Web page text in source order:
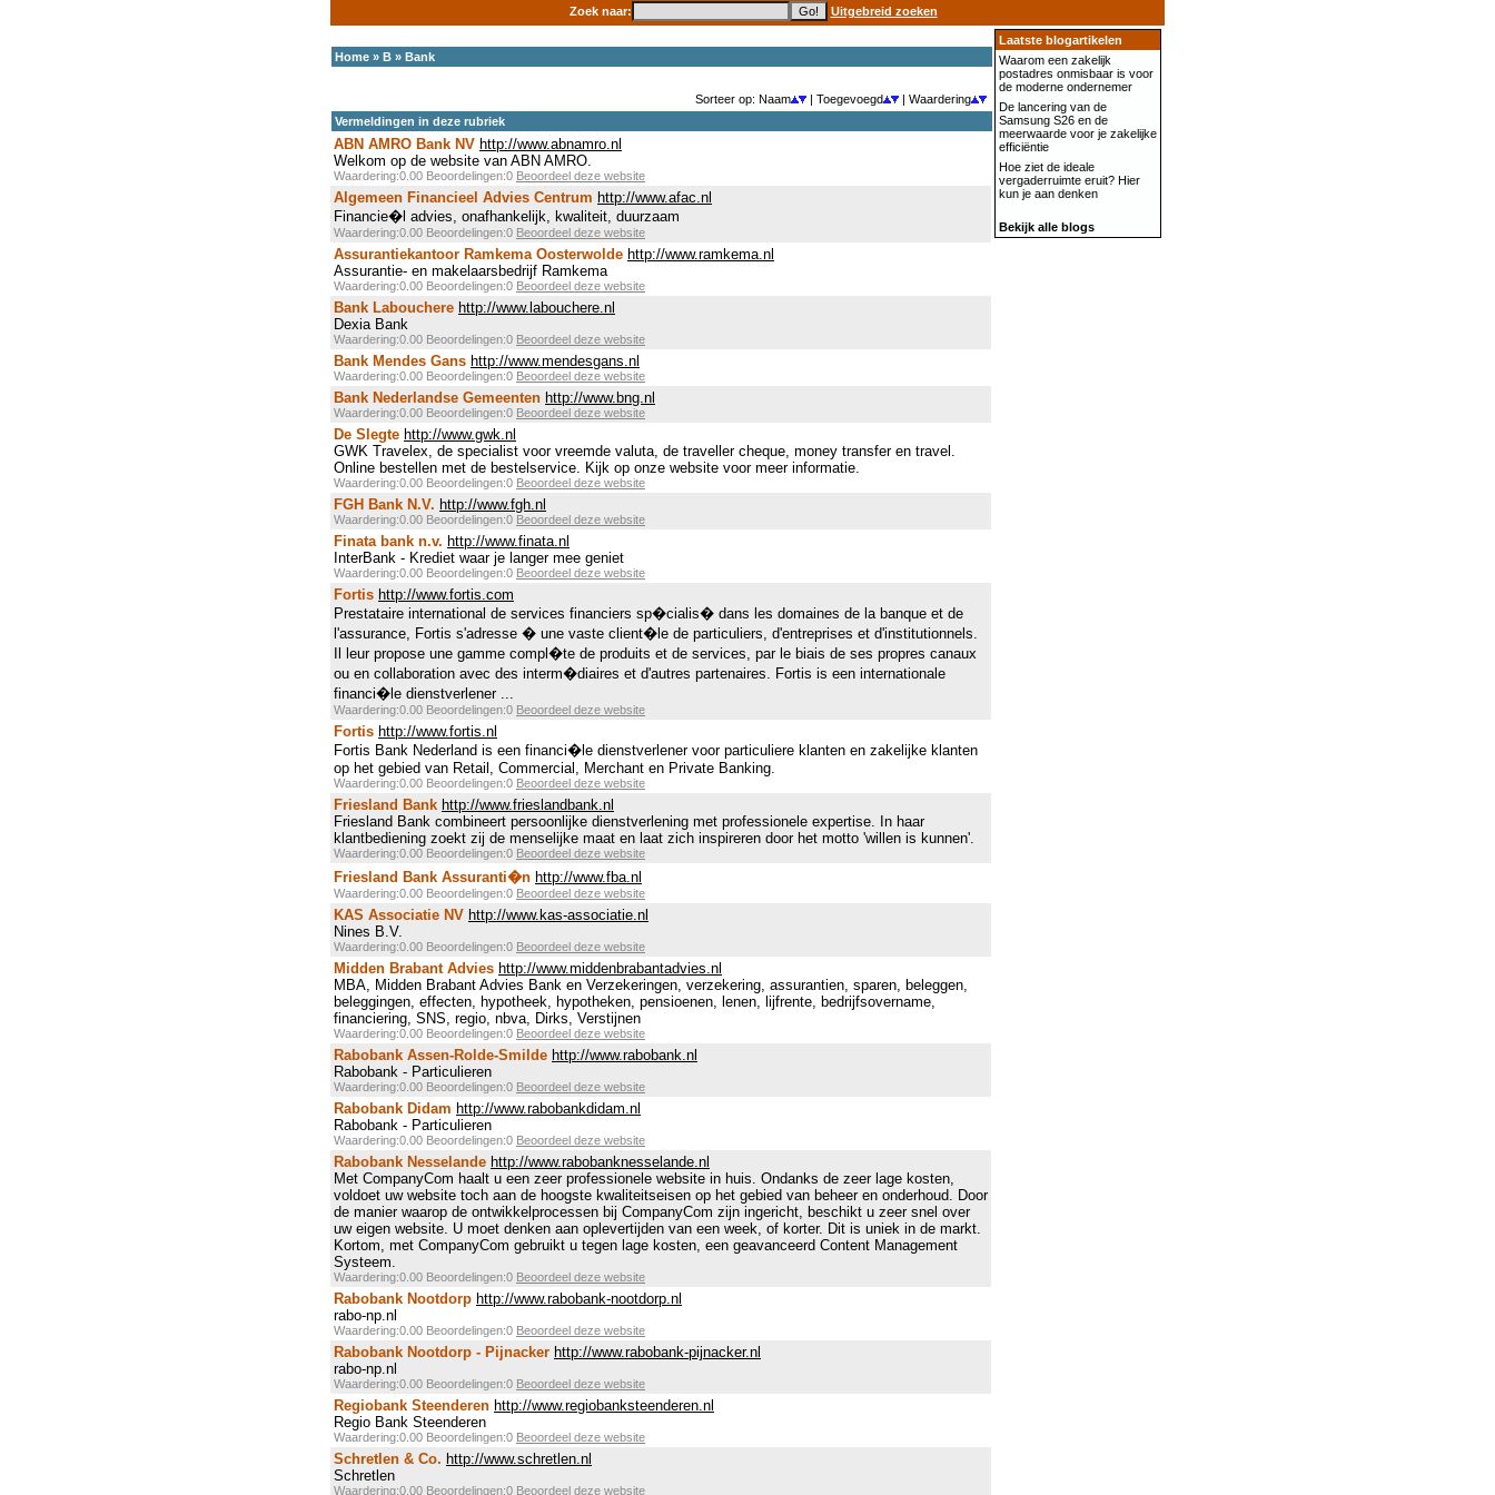
Zoek naar: Uitgebreid zoeken
Home » B » Bank
Sorteer op: Naam | Toegevoegd
| Waardering
Vermeldingen in deze rubriek
ABN AMRO Bank NV http://www.abnamro.nl
Welkom op de website van ABN AMRO.
Waardering:0.00 Beoordelingen:0 Beoordeel deze website
Algemeen Financieel Advies Centrum http://www.afac.nl
Financie�l advies, onafhankelijk, kwaliteit, duurzaam
Waardering:0.00 Beoordelingen:0 Beoordeel deze website
Assurantiekantoor Ramkema Oosterwolde http://www.ramkema.nl
Assurantie- en makelaarsbedrijf Ramkema
Waardering:0.00 Beoordelingen:0 Beoordeel deze website
Bank Labouchere http://www.labouchere.nl
Dexia Bank
Waardering:0.00 Beoordelingen:0 Beoordeel deze website
Bank Mendes Gans http://www.mendesgans.nl
Waardering:0.00 Beoordelingen:0 Beoordeel deze website
Bank Nederlandse Gemeenten http://www.bng.nl
Waardering:0.00 Beoordelingen:0 Beoordeel deze website
De Slegte http://www.gwk.nl
GWK Travelex, de specialist voor vreemde valuta, de traveller cheque, money transfer en travel.
Online bestellen met de bestelservice. Kijk op onze website voor meer informatie.
Waardering:0.00 Beoordelingen:0 Beoordeel deze website
FGH Bank N.V. http://www.fgh.nl
Waardering:0.00 Beoordelingen:0 Beoordeel deze website
Finata bank n.v. http://www.finata.nl
InterBank - Krediet waar je langer mee geniet
Waardering:0.00 Beoordelingen:0 Beoordeel deze website
Fortis http://www.fortis.com
Prestataire international de services financiers sp�cialis� dans les domaines de la banque et de
l'assurance, Fortis s'adresse � une vaste client�le de particuliers, d'entreprises et d'institutionnels.
Il leur propose une gamme compl�te de produits et de services, par le biais de ses propres canaux
ou en collaboration avec des interm�diaires et d'autres partenaires. Fortis is een internationale
financi�le dienstverlener ...
Waardering:0.00 Beoordelingen:0 Beoordeel deze website
Fortis http://www.fortis.nl
Fortis Bank Nederland is een financi�le dienstverlener voor particuliere klanten en zakelijke klanten
op het gebied van Retail, Commercial, Merchant en Private Banking.
Waardering:0.00 Beoordelingen:0 Beoordeel deze website
Friesland Bank http://www.frieslandbank.nl
Friesland Bank combineert persoonlijke dienstverlening met professionele expertise. In haar
klantbediening zoekt zij de menselijke maat en laat zich inspireren door het motto 'willen is kunnen'.
Waardering:0.00 Beoordelingen:0 Beoordeel deze website
Friesland Bank Assuranti�n http://www.fba.nl
Waardering:0.00 Beoordelingen:0 Beoordeel deze website
KAS Associatie NV http://www.kas-associatie.nl
Nines B.V.
Waardering:0.00 Beoordelingen:0 Beoordeel deze website
Midden Brabant Advies http://www.middenbrabantadvies.nl
MBA, Midden Brabant Advies Bank en Verzekeringen, verzekering, assurantien, sparen, beleggen,
beleggingen, effecten, hypotheek, hypotheken, pensioenen, lenen, lijfrente, bedrijfsovername,
financiering, SNS, regio, nbva, Dirks, Verstijnen
Waardering:0.00 Beoordelingen:0 Beoordeel deze website
Rabobank Assen-Rolde-Smilde http://www.rabobank.nl
Rabobank - Particulieren
Waardering:0.00 Beoordelingen:0 Beoordeel deze website
Rabobank Didam http://www.rabobankdidam.nl
Rabobank - Particulieren
Waardering:0.00 Beoordelingen:0 Beoordeel deze website
Rabobank Nesselande http://www.rabobanknesselande.nl
Met CompanyCom haalt u een zeer professionele website in huis. Ondanks de zeer lage kosten,
voldoet uw website toch aan de hoogste kwaliteitseisen op het gebied van beheer en onderhoud. Door
de manier waarop de ontwikkelprocessen bij CompanyCom zijn ingericht, beschikt u zeer snel over
uw eigen website. U moet denken aan oplevertijden van een week, of korter. Dit is uniek in de markt.
Kortom, met CompanyCom gebruikt u tegen lage kosten, een geavanceerd Content Management
Systeem.
Waardering:0.00 Beoordelingen:0 Beoordeel deze website
Rabobank Nootdorp http://www.rabobank-nootdorp.nl
rabo-np.nl
Waardering:0.00 Beoordelingen:0 Beoordeel deze website
Rabobank Nootdorp - Pijnacker http://www.rabobank-pijnacker.nl
rabo-np.nl
Waardering:0.00 Beoordelingen:0 Beoordeel deze website
Regiobank Steenderen http://www.regiobanksteenderen.nl
Regio Bank Steenderen
Waardering:0.00 Beoordelingen:0 Beoordeel deze website
Schretlen & Co. http://www.schretlen.nl
Schretlen
Waardering:0.00 Beoordelingen:0 Beoordeel deze website
Laatste blogartikelen
Waarom een zakelijk
postadres onmisbaar is voor
de moderne ondernemer
De lancering van de
Samsung S26 en de
meerwaarde voor je zakelijke
efficiëntie
Hoe ziet de ideale
vergaderruimte eruit? Hier
kun je aan denken
Bekijk alle blogs